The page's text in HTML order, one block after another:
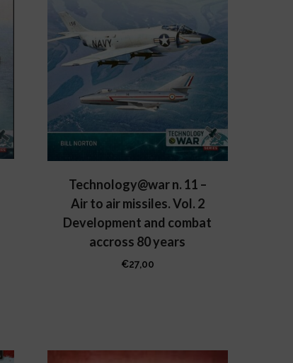
Technology@war n. 11 –
Air to air missiles. Vol. 2
Development and combat
accross 80 years
€27,00